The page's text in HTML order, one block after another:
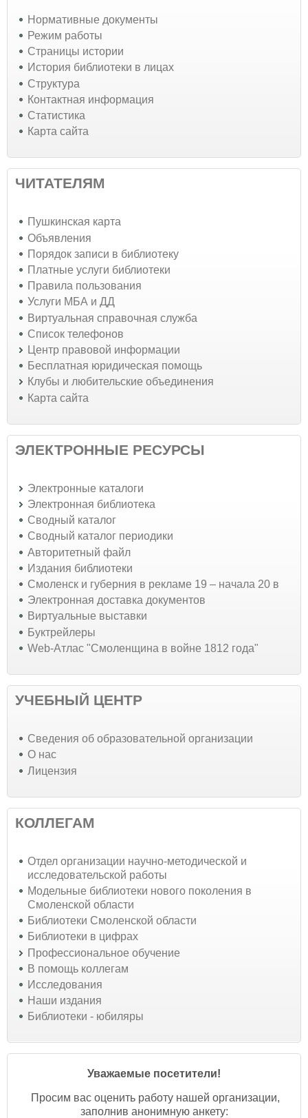
Нормативные документы
Режим работы
Страницы истории
История библиотеки в лицах
Структура
Контактная информация
Статистика
Карта сайта
ЧИТАТЕЛЯМ
Пушкинская карта
Объявления
Порядок записи в библиотеку
Платные услуги библиотеки
Правила пользования
Услуги МБА и ДД
Виртуальная справочная служба
Список телефонов
Центр правовой информации
Бесплатная юридическая помощь
Клубы и любительские объединения
Карта сайта
ЭЛЕКТРОННЫЕ РЕСУРСЫ
Электронные каталоги
Электронная библиотека
Сводный каталог
Сводный каталог периодики
Авторитетный файл
Издания библиотеки
Смоленск и губерния в рекламе 19 – начала 20 в
Электронная доставка документов
Виртуальные выставки
Буктрейлеры
Web-Атлас "Смоленщина в войне 1812 года"
УЧЕБНЫЙ ЦЕНТР
Cведения об образовательной организации
О нас
Лицензия
КОЛЛЕГАМ
Отдел организации научно-методической и
исследовательской работы
Модельные библиотеки нового поколения в
Смоленской области
Библиотеки Смоленской области
Библиотеки в цифрах
Профессиональное обучение
В помощь коллегам
Исследования
Наши издания
Библиотеки - юбиляры
Уважаемые посетители!
Просим вас оценить работу нашей организации,
заполнив анонимную анкету: